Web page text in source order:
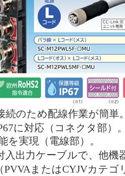
続のため配線作業が簡単
に対応（コネクタ部）
を実現（電線部）。
入出力ケーブルで、他機
PVVAまたはCYJVカテゴ